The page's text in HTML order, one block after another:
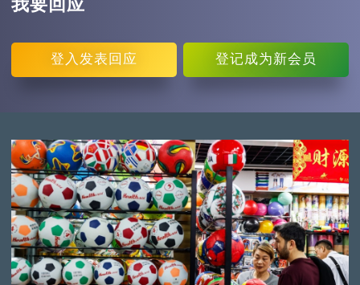
我要回应
登入 发表回应 登记成为新会员